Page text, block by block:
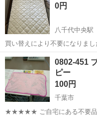
0円
八千代中央駅
買い替えにより不要になりま
シーツで覆って使用していま
に、駅前などでお渡ししたい
可能です。
千葉 八千代市 八千代
0802-451
ピー
100円
千葉市
★★★★★ ご自宅にある不要品